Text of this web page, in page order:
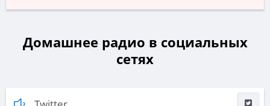
Домашнее радио в социальных
сетях